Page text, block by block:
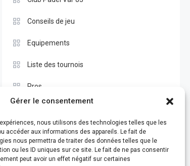
Gérer le consentement
nous utilisons des technologies telles que les
accéder aux informations des appareils. Le fait de
nous permettra de traiter des données telles que le
ou les ID uniques sur ce site. Le fait de ne pas consentir
peut avoir un effet négatif sur certaines
Conseils de jeu
Equipements
Liste des tournois
Pros
Test